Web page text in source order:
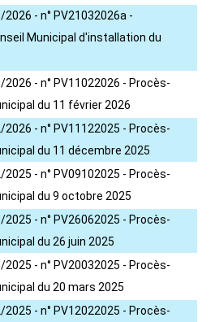
- n° PV21032026a -
Municipal d'installation du
- n° PV11022026 - Procès-
du 11 février 2026
- n° PV11122025 - Procès-
du 11 décembre 2025
- n° PV09102025 - Procès-
du 9 octobre 2025
- n° PV26062025 - Procès-
du 26 juin 2025
- n° PV20032025 - Procès-
du 20 mars 2025
- n° PV12022025 - Procès-